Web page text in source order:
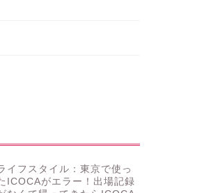
イフスタイル：東京で使っ
ICOCAがエラー！出場記録